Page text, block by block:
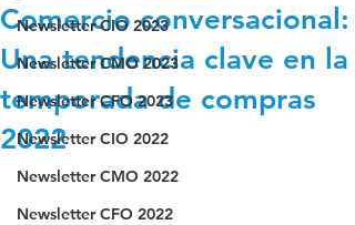
Newsletter CIO 2023
Newsletter CMO 2023
Newsletter CFO 2023
Newsletter CIO 2022
Newsletter CMO 2022
Newsletter CFO 2022
Comercio conversacional:
Una tendencia clave en la
temporada de compras
2022